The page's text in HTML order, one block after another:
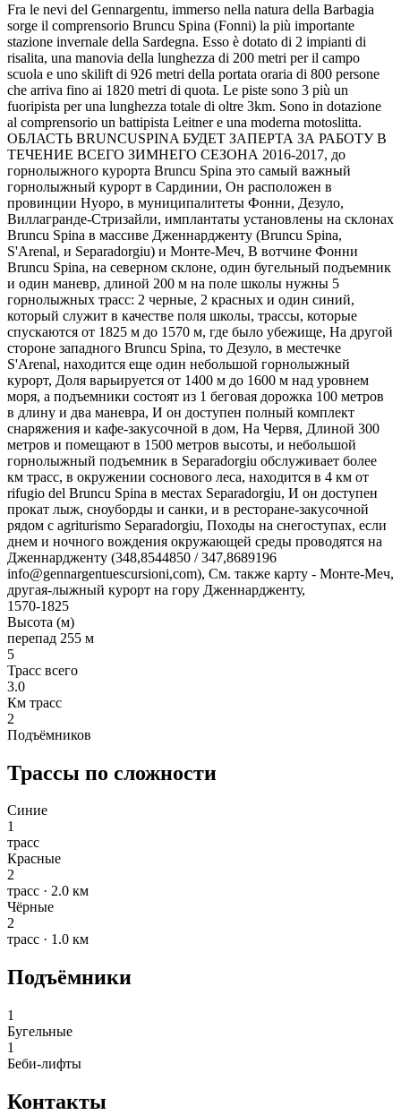
Fra le nevi del Gennargentu, immerso nella natura della Barbagia
sorge il comprensorio Bruncu Spina (Fonni) la più importante
stazione invernale della Sardegna. Esso è dotato di 2 impianti di
risalita, una manovia della lunghezza di 200 metri per il campo
scuola e uno skilift di 926 metri della portata oraria di 800 persone
che arriva fino ai 1820 metri di quota. Le piste sono 3 più un
fuoripista per una lunghezza totale di oltre 3km. Sono in dotazione
al comprensorio un battipista Leitner e una moderna motoslitta.
ОБЛАСТЬ BRUNCUSPINA БУДЕТ ЗАПЕРТА ЗА РАБОТУ В
ТЕЧЕНИЕ ВСЕГО ЗИМНЕГО СЕЗОНА 2016-2017, до
горнолыжного курорта Bruncu Spina это самый важный
горнолыжный курорт в Сардинии, Он расположен в
провинции Нуоро, в муниципалитеты Фонни, Дезуло,
Виллагранде-Стризайли, имплантаты установлены на склонах
Bruncu Spina в массиве Дженнардженту (Bruncu Spina,
S'Arenal, и Separadorgiu) и Монте-Меч, В вотчине Фонни
Bruncu Spina, на северном склоне, один бугельный подъемник
и один маневр, длиной 200 м на поле школы нужны 5
горнолыжных трасс: 2 черные, 2 красных и один синий,
который служит в качестве поля школы, трассы, которые
спускаются от 1825 м до 1570 м, где было убежище, На другой
стороне западного Bruncu Spina, то Дезуло, в местечке
S'Arenal, находится еще один небольшой горнолыжный
курорт, Доля варьируется от 1400 м до 1600 м над уровнем
моря, а подъемники состоят из 1 беговая дорожка 100 метров
в длину и два маневра, И он доступен полный комплект
снаряжения и кафе-закусочной в дом, На Червя, Длиной 300
метров и помещают в 1500 метров высоты, и небольшой
горнолыжный подъемник в Separadorgiu обслуживает более
км трасс, в окружении соснового леса, находится в 4 км от
rifugio del Bruncu Spina в местах Separadorgiu, И он доступен
прокат лыж, сноуборды и санки, и в ресторане-закусочной
рядом с agriturismo Separadorgiu, Походы на снегоступах, если
днем и ночного вождения окружающей среды проводятся на
Дженнардженту (348,8544850 / 347,8689196
info@gennargentuescursioni,com), См. также карту - Монте-Меч,
другая-лыжный курорт на гору Дженнардженту,
1570-1825
Высота (м)
перепад 255 м
5
Трасс всего
3.0
Км трасс
2
Подъёмников
Трассы по сложности
Синие
1
трасс
Красные
2
трасс · 2.0 км
Чёрные
2
трасс · 1.0 км
Подъёмники
1
Бугельные
1
Беби-лифты
Контакты